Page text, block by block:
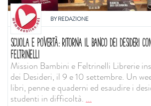
BYREDAZIONE
SCUOLA E POVERTÀ: RITORNA IL BANCO DEI DESIDERI
FELTRINELLI
Mission Bambini e Feltrinelli Librerie
dei Desideri, il 9 e 10 settembre. Un
libri, penne e quaderni ed esaudire i
studenti in difficoltà....